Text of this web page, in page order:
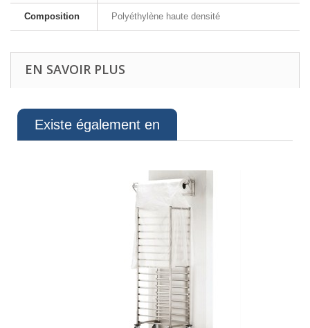
Composition Polyéthylène haute densité
EN SAVOIR PLUS
Existe également en